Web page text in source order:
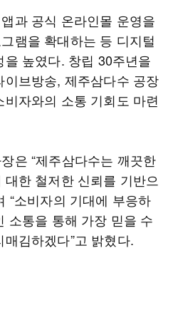
과 공식 온라인몰 운영을
램을 확대하는 등 디지털
높였다. 창립 30주년을
브방송, 제주삼다수 공장
자와의 소통 기회도 마련
은 “제주삼다수는 깨끗한
한 철저한 신뢰를 기반으
“소비자의 기대에 부응하
소통을 통해 가장 믿을 수
김하겠다”고 밝혔다.